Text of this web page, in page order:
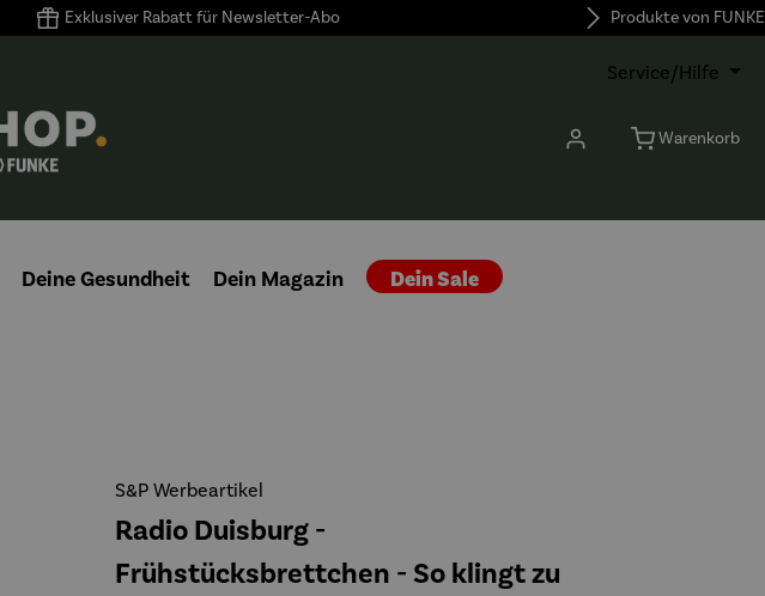
Exklusiver Rabatt für Newsletter-Abo Produkte von FUNKE
Service/Hilfe
Warenkorb
Deine Gesundheit Dein Magazin Dein Sale
S&P Werbeartikel
Radio Duisburg -
Frühstücksbrettchen - So klingt zu